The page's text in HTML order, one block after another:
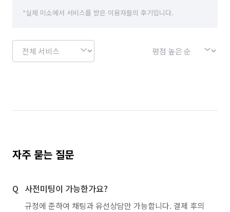
*실제 미소에서 서비스를 받은 이용자들의 후기입니다.
자주 묻는 질문
사전미팅이 가능한가요?
규정에 준하여 채팅과 유선상담만 가능합니다. 결제 후의